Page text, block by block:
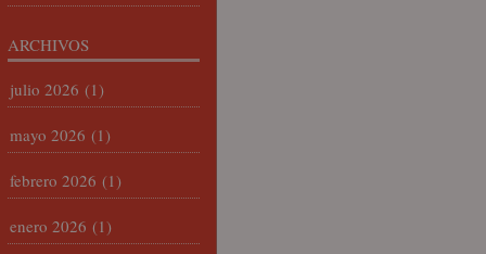
ARCHIVOS
julio 2026 (1)
mayo 2026 (1)
febrero 2026 (1)
enero 2026 (1)